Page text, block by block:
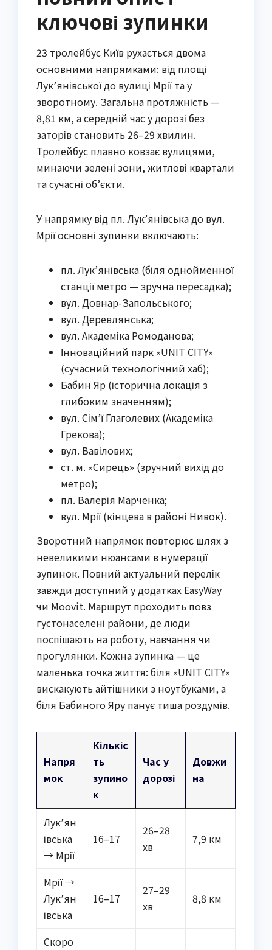
ключові зупинки
23 тролейбус Київ рухається двома
основними напрямками: від площі
Лук’янівської до вулиці Мрії та у
зворотному. Загальна протяжність —
8,81 км, а середній час у дорозі без
заторів становить 26–29 хвилин.
Тролейбус плавно ковзає вулицями,
минаючи зелені зони, житлові квартали
та сучасні об’єкти.
У напрямку від пл. Лук’янівська до вул.
Мрії основні зупинки включають:
пл. Лук’янівська (біля однойменної
станції метро — зручна пересадка);
вул. Довнар-Запольського;
вул. Деревлянська;
вул. Академіка Ромоданова;
Інноваційний парк «UNIT CITY»
(сучасний технологічний хаб);
Бабин Яр (історична локація з
глибоким значенням);
вул. Сім’ї Глаголевих (Академіка
Грекова);
вул. Вавілових;
ст. м. «Сирець» (зручний вихід до
метро);
пл. Валерія Марченка;
вул. Мрії (кінцева в районі Нивок).
Зворотний напрямок повторює шлях з
невеликими нюансами в нумерації
зупинок. Повний актуальний перелік
завжди доступний у додатках EasyWay
чи Moovit. Маршрут проходить повз
густонаселені райони, де люди
поспішають на роботу, навчання чи
прогулянки. Кожна зупинка — це
маленька точка життя: біля «UNIT CITY»
вискакують айтішники з ноутбуками, а
біля Бабиного Яру панує тиша роздумів.
Напря
мок
Кількіс
ть
зупино
к
Час у
дорозі
Довжи
на
Лук’ян
івська
→ Мрії
16–17
26–28
хв
7,9 км
Мрії →
Лук’ян
івська
16–17
27–29
хв
8,8 км
Скоро